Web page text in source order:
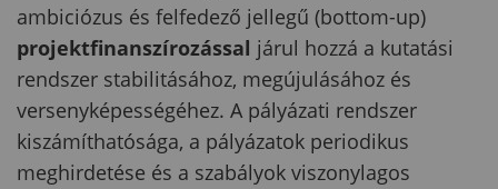
ambiciózus és felfedező jellegű (bottom-up)
projektfinanszírozással járul hozzá a kutatási
rendszer stabilitásához, megújulásához és
versenyképességéhez. A pályázati rendszer
kiszámíthatósága, a pályázatok periodikus
meghirdetése és a szabályok viszonylagos